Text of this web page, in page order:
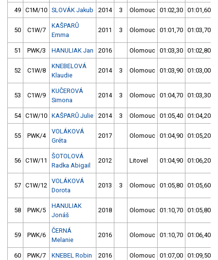
49 C1M/10 SLOVÁK Jakub 2014 3 Olomouc 01:02,30 01:01,60
50 C1W/7
KAŠPARŮ
Emma
2011 3 Olomouc 01:01,70 01:03,70
51 PWK/3 HANULIAK Jan 2016 Olomouc 01:03,30 01:02,80
52 C1W/8
KNEBELOVÁ
Klaudie
2014 3 Olomouc 01:03,90 01:03,00
53 C1W/9
KUČEROVÁ
Simona
2014 3 Olomouc 01:04,70 01:03,30
54 C1W/10 KAŠPARŮ Julie 2014 3 Olomouc 01:05,40 01:04,20
55 PWK/4
VOLÁKOVÁ
Gréta
2017 Olomouc 01:04,90 01:05,20
56 C1W/11
ŠOTOLOVÁ
Radka Abigail
2012 Litovel 01:04,90 01:06,20
57 C1W/12
VOLÁKOVÁ
Dorota
2013 3 Olomouc 01:05,80 01:05,60
58 PWK/5
HANULIAK
Jonáš
2018 Olomouc 01:10,70 01:05,80
59 PWK/6
ČERNÁ
Melanie
2016 Olomouc 01:10,70 01:06,40
60 PWK/7 KNEBEL Robin 2016 Olomouc 01:07,00 01:09,50